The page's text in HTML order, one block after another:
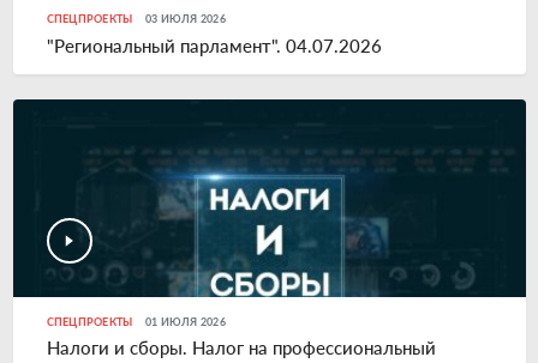
СПЕЦПРОЕКТЫ 03 ИЮЛЯ 2026
"Региональный парламент". 04.07.2026
СПЕЦПРОЕКТЫ 01 ИЮЛЯ 2026
Налоги и сборы. Налог на профессиональный